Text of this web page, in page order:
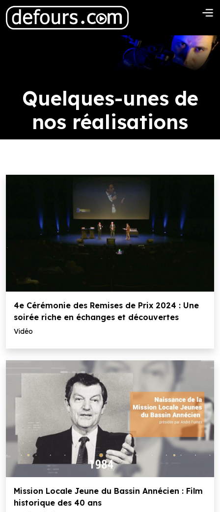
Quelques-unes de
nos réalisations
4e Cérémonie des Remises de Prix 2024 : Une
soirée riche en échanges et découvertes
Vidéo
Mission Locale Jeune du Bassin Annécien : Film
historique des 40 ans